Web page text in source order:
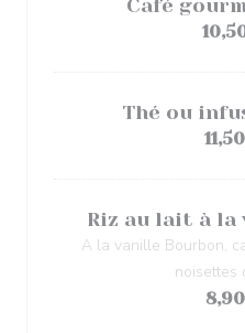
Café
Thé ou
Riz au lait à la
A la vanille Bourbon,
noisettes